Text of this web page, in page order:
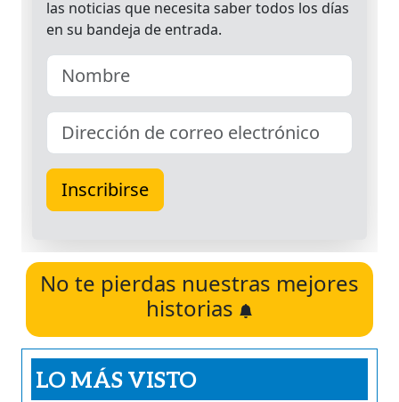
No te pierdas nuestras mejores
historias
LO MÁS VISTO